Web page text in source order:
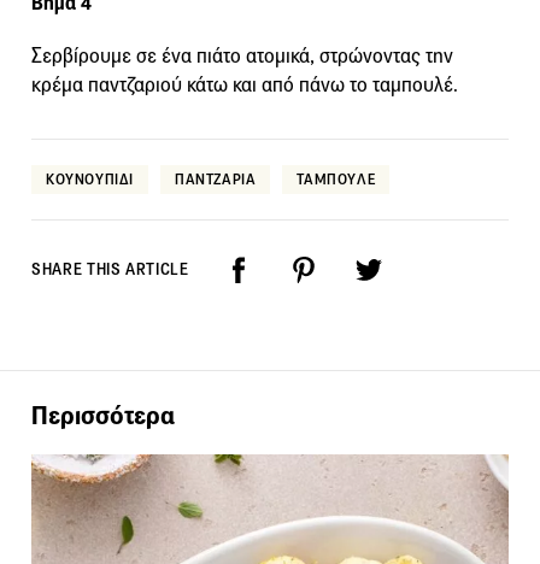
Σερβίρουμε σε ένα πιάτο ατομικά, στρώνοντας την
κρέμα παντζαριού κάτω και από πάνω το ταμπουλέ.
ΚΟΥΝΟΥΠΙΔΙ ΠΑΝΤΖΑΡΙΑ ΤΑΜΠΟΥΛΕ
SHARE THIS ARTICLE
Περισσότερα